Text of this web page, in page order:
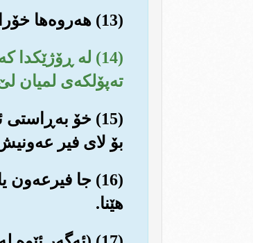
(13) هه‌روه‌ها خۆراکێك که له گه‌روو ده‌گیرێت، سه‌ره‌ڕای سزای به ئێش و ئازار.
(14) له
ته‌پۆلکه‌ی لمیان
(15) خۆ
بۆ لای فیر
(16) جا
هێنا.